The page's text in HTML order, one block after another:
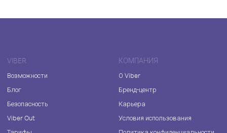
VIBER
Возможности
Блог
Безопасность
Viber Out
КОМПАНИЯ
О Viber
Бренд-центр
Карьера
Условия использования